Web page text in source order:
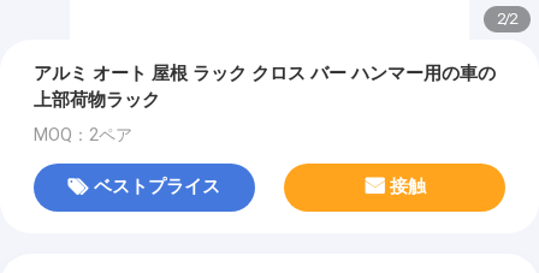
2/2
アルミ オート 屋根 ラック クロス バー ハンマー用の車の
上部荷物ラック
MOQ：2ペア
ベストプライス 接触